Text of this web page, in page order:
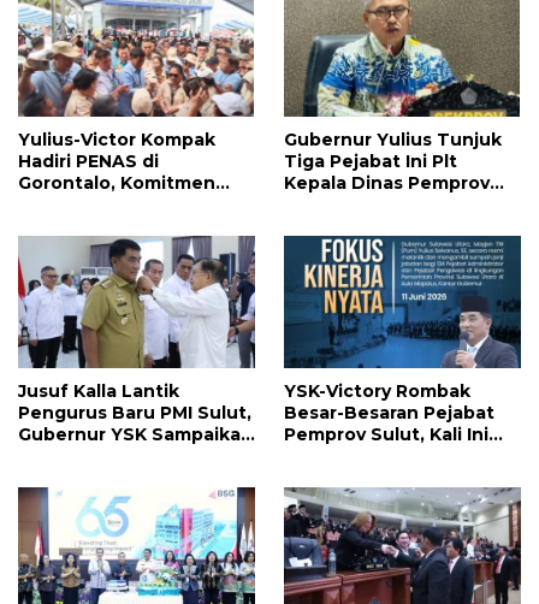
Yulius-Victor Kompak
Hadiri PENAS di
Gorontalo, Komitmen
Pangan Presiden
Prabowo
Gubernur Yulius Tunjuk
Tiga Pejabat Ini Plt
Kepala Dinas Pemprov
Jusuf Kalla Lantik
Pengurus Baru PMI Sulut,
Gubernur YSK Sampaikan
YSK-Victory Rombak
Besar-Besaran Pejabat
Pemprov Sulut, Kali Ini